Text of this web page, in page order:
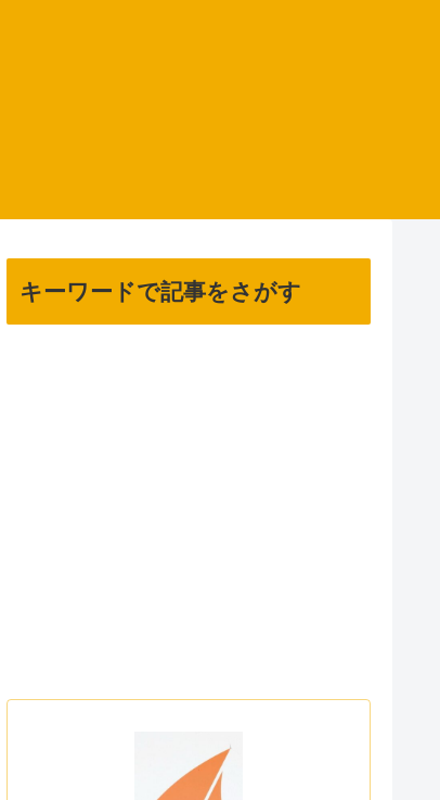
キーワードで記事をさがす